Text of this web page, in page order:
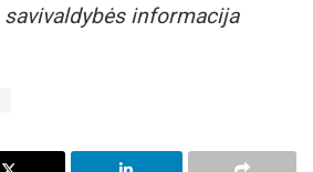
informacija